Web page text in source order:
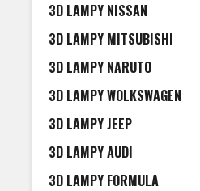
3D LAMPY NISSAN
3D LAMPY MITSUBISHI
3D LAMPY NARUTO
3D LAMPY WOLKSWAGEN
3D LAMPY JEEP
3D LAMPY AUDI
3D LAMPY FORMULA